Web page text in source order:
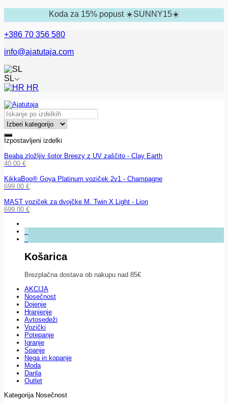
Koda za 15% popust ☀️SUNNY15☀️
+386 70 356 580
info@ajatutaja.com
SL
HR
Izpostavljeni izdelki
Beaba zložljiv šotor Breezy z UV zaščito - Clay Earth
40.00 €
KikkaBoo® Goya Platinum voziček 2v1 - Champagne
699.00 €
MAST voziček za dvojčke M. Twin X Light - Lion
699.00 €
0
0
Košarica
Brezplačna dostava ob nakupu nad 85€
AKCIJA
Nosečnost
Dojenje
Hranjenje
Avtosedeži
Vozički
Potepanje
Igranje
Spanje
Nega in kopanje
Moda
Darila
Outlet
Kategorija Nosečnost